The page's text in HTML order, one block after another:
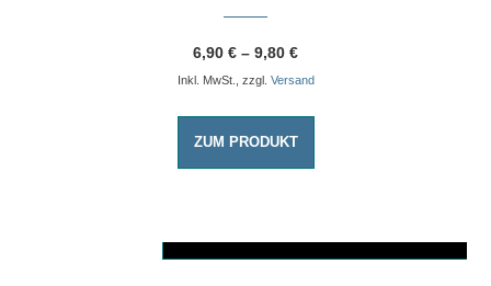
6,90 € – 9,80 €
Inkl. MwSt., zzgl. Versand
ZUM PRODUKT
Dieses Produkt weist mehrere Varianten auf. Die Optionen können auf der Produktseite gewählt werden